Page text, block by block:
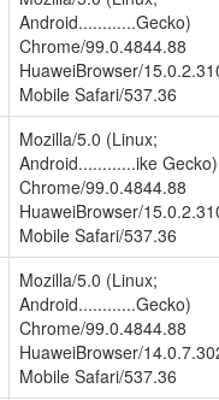
Android............Gecko)
Chrome/99.0.4844.88
HuaweiBrowser/
Mobile Safari/537.36
Mozilla/5.0 (Linux;
Android............ike Gecko)
Chrome/99.0.4844.88
HuaweiBrowser/
Mobile Safari/537.36
Mozilla/5.0 (Linux;
Android............Gecko)
Chrome/99.0.4844.88
HuaweiBrowser/
Mobile Safari/537.36